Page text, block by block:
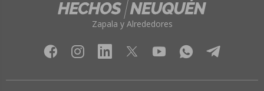
Zapala y Alrededores